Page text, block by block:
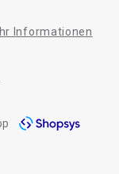
Informationen